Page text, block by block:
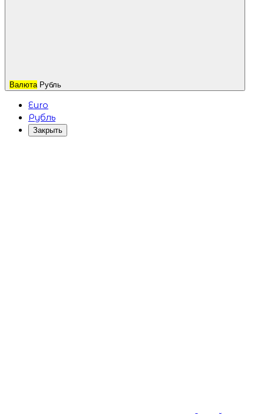
Валюта Рубль
Euro
Рубль
Закрыть